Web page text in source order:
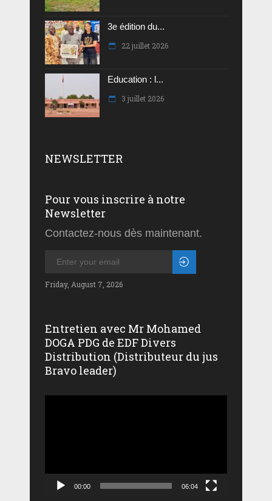
3e édition du...
22 juillet 2026
Education : l...
3 juillet 2026
NEWSLETTER
Pour vous inscrire à notre
Newsletter
Contactez-nous dès maintenant.
Friday, August 7, 2026
Entretien avec Mr Mohamed
DOGA PDG de EDF Divers
Distribution (Distributeur du jus
Bravo leader)
00:00 06:04